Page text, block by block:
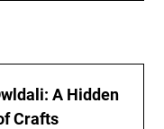
A Hidden
Crafts